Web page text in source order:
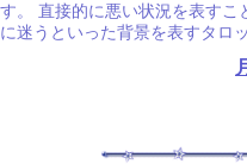
す。 直接的に悪い状況を表すこ
に迷うといった背景を表すタロ